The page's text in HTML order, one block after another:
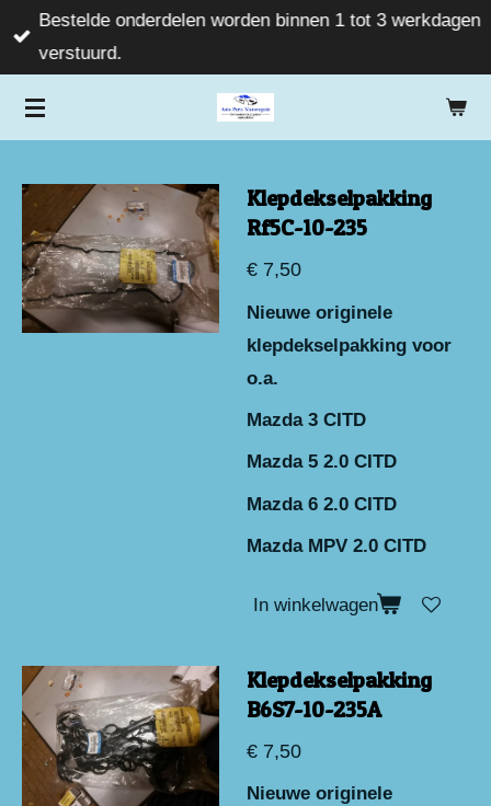
Ga
direct
de
Bestelde onderdelen worden binnen 1 tot 3 werkdagen
verstuurd.
Klepdekselpakking
Rf5C-10-235
€ 7,50
Nieuwe originele
klepdekselpakking voor
o.a.
Mazda 3 CITD
Mazda 5 2.0 CITD
Mazda 6 2.0 CITD
Mazda MPV 2.0 CITD
In winkelwagen
Klepdekselpakking
B6S7-10-235A
€ 7,50
Nieuwe originele